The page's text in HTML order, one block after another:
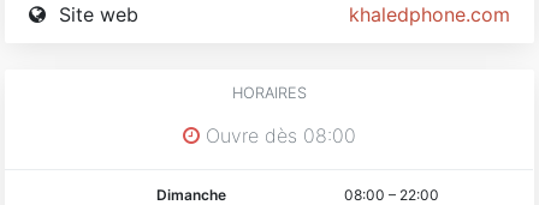
khaledphone.com
Site web
HORAIRES
Ouvre dès 08:00
Dimanche 08:00 – 22:00